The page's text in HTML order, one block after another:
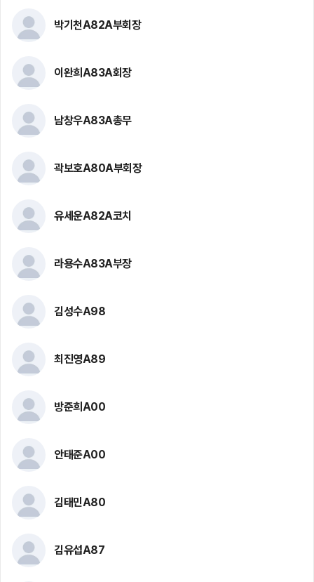
박기천A82A부회장
이완희A83A회장
남창우A83A총무
곽보호A80A부회장
유세운A82A코치
라용수A83A부장
김성수A98
최진영A89
방준희A00
안태준A00
김태민A80
김유섭A87